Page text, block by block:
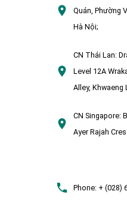
Quán, Phường
Hà Nội;
CN Thái Lan:
Level 12A
Alley, Khwaeng
CN Singapore:
Ayer Rajah
Phone:+ (028)